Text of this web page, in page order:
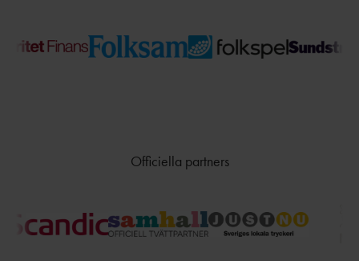
Officiella partners